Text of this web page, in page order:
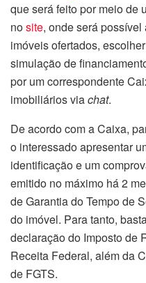
que será feito por meio de
nosite, onde será
imóveis ofertados,
simulação de
por um correspondente
imobiliários viachat.
De acordo com a Caixa,
o interessado apresentar
identificação e um
emitido no máximo há 2
de Garantia do Tempo de
do imóvel. Para tanto,
declaração do Imposto de
Receita Federal, além da
de FGTS.